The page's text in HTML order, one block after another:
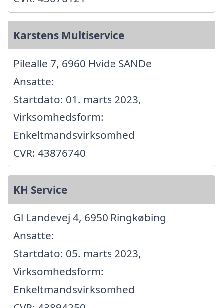
Karstens Multiservice
Pilealle 7, 6960 Hvide SANDe
Ansatte:
Startdato: 01. marts 2023,
Virksomhedsform:
Enkeltmandsvirksomhed
CVR: 43876740
KH Service
Gl Landevej 4, 6950 Ringkøbing
Ansatte:
Startdato: 05. marts 2023,
Virksomhedsform:
Enkeltmandsvirksomhed